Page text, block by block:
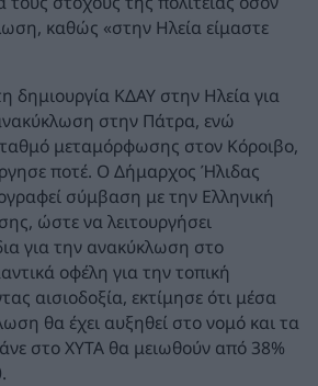
καθώς «στην Ηλεία είμαστε
δημιουργία ΚΔΑΥ στην Ηλεία για
στην Πάτρα, ενώ
μεταμόρφωσης στον Κόροιβο,
ποτέ. Ο Δήμαρχος Ήλιδας
σύμβαση με την Ελληνική
ώστε να λειτουργήσει
για την ανακύκλωση στο
οφέλη για την τοπική
αισιοδοξία, εκτίμησε ότι μέσα
θα έχει αυξηθεί στο νομό και τα
στο ΧΥΤΑ θα μειωθούν από 38%